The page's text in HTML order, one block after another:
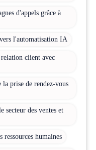
d'appels grâce à
l'automatisation IA
client avec
prise de rendez-vous
secteur des ventes et
humaines